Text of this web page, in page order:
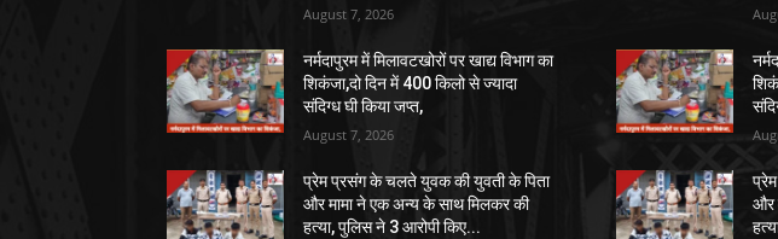
August 7, 2026
नर्मदापुरम में मिलावटखोरों पर खाद्य विभाग का
शिकंजा,दो दिन में 400 किलो से ज्यादा
संदिग्ध घी किया जप्त,
August 7, 2026
प्रेम प्रसंग के चलते युवक की युवती के पिता
और मामा ने एक अन्य के साथ मिलकर की
हत्या, पुलिस ने 3 आरोपी किए...
और